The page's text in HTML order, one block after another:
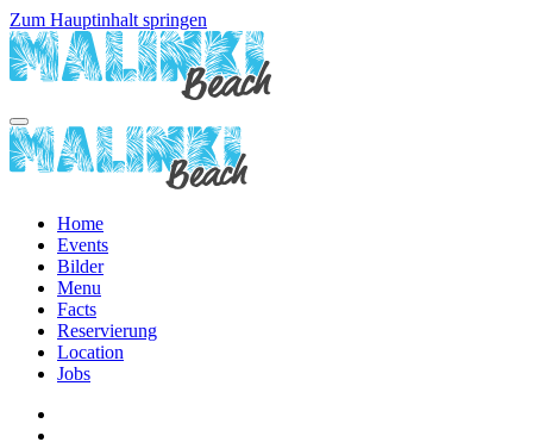
Zum Hauptinhalt springen
Home
Events
Bilder
Menu
Facts
Reservierung
Location
Jobs